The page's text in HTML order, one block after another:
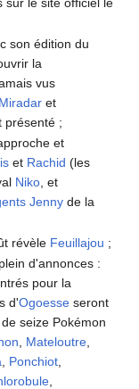
sur le site officiel le
son édition du
la
vus
Miradar et
présenté ;
et
et Rachid (les
Niko, et
Jenny de la
révèle Feuillajou ;
d'annonces :
pour la
d'Ogoesse seront
de seize Pokémon
Mateloutre
Ponchiot